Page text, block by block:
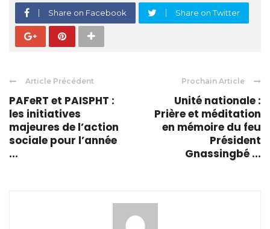
Share on Facebook Share on Twitter
Article Précédent
PAFeRT et PAISPHT :
les initiatives
majeures de l’action
sociale pour l’année
...
Prochain Article
Unité nationale :
Prière et méditation
en mémoire du feu
Président
Gnassingbé ...